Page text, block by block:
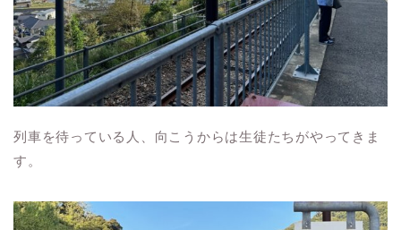
列車を待っている人、向こうからは生徒たちがやってきま
す。